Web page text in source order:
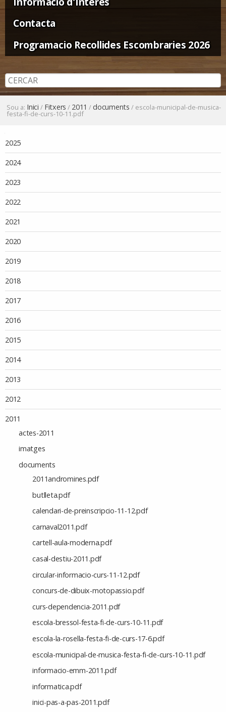
Contacta
Programacio Recollides Escombraries 2026
Sou a: Inici / Fitxers / 2011 / documents / escola-municipal-de-musica-
festa-fi-de-curs-10-11.pdf
2025
2024
2023
2022
2021
2020
2019
2018
2017
2016
2015
2014
2013
2012
2011
actes-2011
imatges
documents
2011andromines.pdf
butlleta.pdf
calendari-de-preinscripcio-11-12.pdf
carnaval2011.pdf
cartell-aula-moderna.pdf
casal-destiu-2011.pdf
circular-informacio-curs-11-12.pdf
concurs-de-dibuix-motopassio.pdf
curs-dependencia-2011.pdf
escola-bressol-festa-fi-de-curs-10-11.pdf
escola-la-rosella-festa-fi-de-curs-17-6.pdf
escola-municipal-de-musica-festa-fi-de-curs-10-11.pdf
informacio-emm-2011.pdf
informatica.pdf
inici-pas-a-pas-2011.pdf